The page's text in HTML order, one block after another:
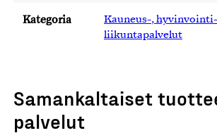
Kategoria
Kauneus-,
liikuntapalvelut
Samankaltaiset
palvelut